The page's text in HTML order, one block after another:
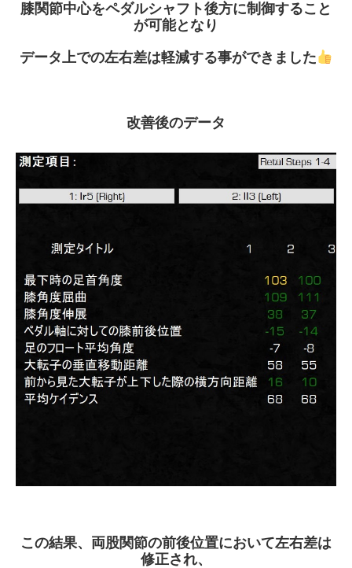
膝関節中心をペダルシャフト後方に制御すること
が可能となり
データ上での左右差は軽減する事ができました
改善後のデータ
この結果、両股関節の前後位置において左右差は
修正され、